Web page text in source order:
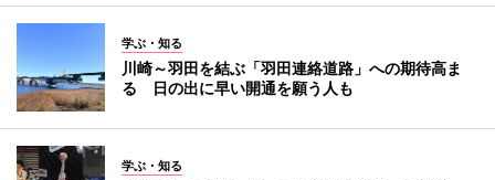
学ぶ・知る
川崎～羽田を結ぶ「羽田連絡道路」への期待高ま
る 日の出に早い開通を願う人も
学ぶ・知る